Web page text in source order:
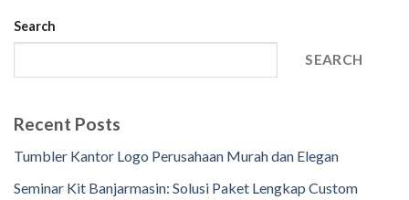
Search
SEARCH
Recent Posts
Tumbler Kantor Logo Perusahaan Murah dan Elegan
Seminar Kit Banjarmasin: Solusi Paket Lengkap Custom